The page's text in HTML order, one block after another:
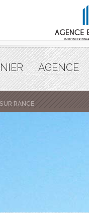
AGENCE
RANCE